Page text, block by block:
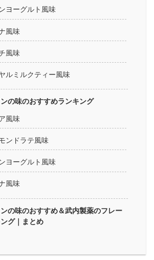
ヨーグルト風味
風味
風味
ルミルクティー風味
の味のおすすめランキング
風味
ンドラテ風味
ヨーグルト風味
風味
の味のおすすめ＆武内製薬のフレー
グ｜まとめ